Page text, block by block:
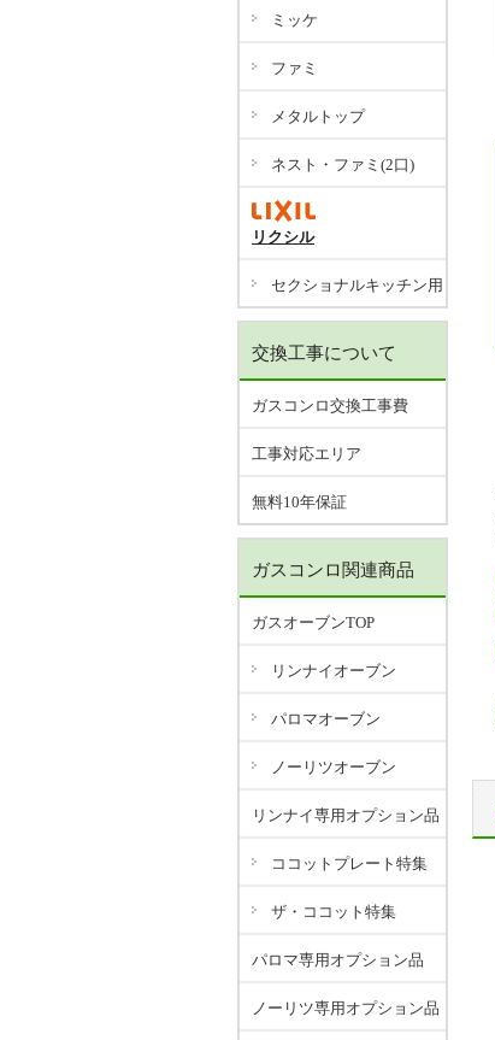
ミッケ
ファミ
メタルトップ
ネスト・ファミ(2口)
リクシル
セクショナルキッチン用
交換工事について
ガスコンロ交換工事費
工事対応エリア
無料10年保証
ガスコンロ関連商品
ガスオーブンTOP
リンナイオーブン
パロマオーブン
ノーリツオーブン
リンナイ専用オプション品
ココットプレート特集
ザ・ココット特集
パロマ専用オプション品
ノーリツ専用オプション品